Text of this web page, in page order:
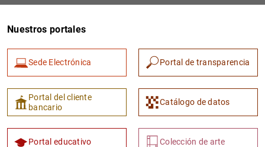
Nuestros portales
Sede Electrónica Portal de transparencia
Portal del cliente
bancario
Catálogo de datos
Portal educativo Colección de arte